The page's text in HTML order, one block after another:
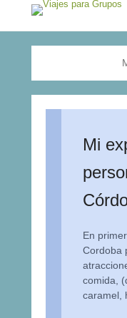
Mi
En
Cordoba
comida,
caramel,